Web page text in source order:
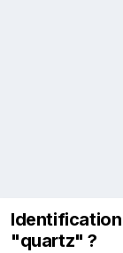
"quartz" ?